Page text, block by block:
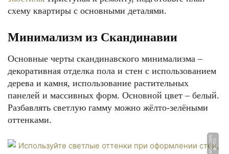
схему квартиры с основными деталями.
Минимализм из Скандинавии
Основные черты скандинавского минимализма –
декоративная отделка пола и стен с использованием
дерева и камня, использование растительных
панелей и массивных форм. Основной цвет – белый.
Разбавлять светлую гамму можно жёлто-зелёными
оттенками.
Ф
О
Т
О:
a
r
xi
p.
c
o
m